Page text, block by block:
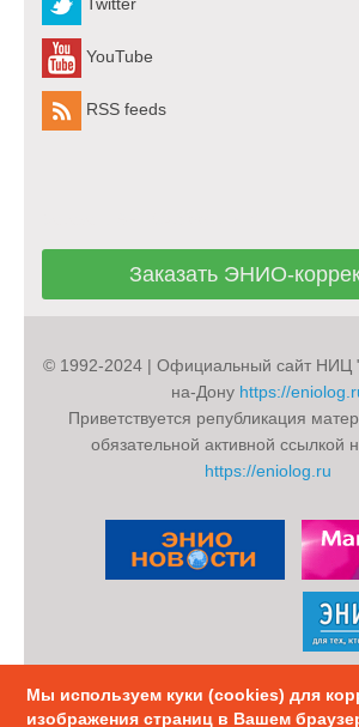
Мы используем куки (cookies) для
изображения страниц в Вашем
Twitter
YouTube
RSS feeds
Заказать ЭНИО-
© 1992-2024 | Официальный сайт НИЦ
на-Дону https://
Приветствуется републикация
обязательной активной ссылкой
https://eniolog.ru
Политика конфиденциальности